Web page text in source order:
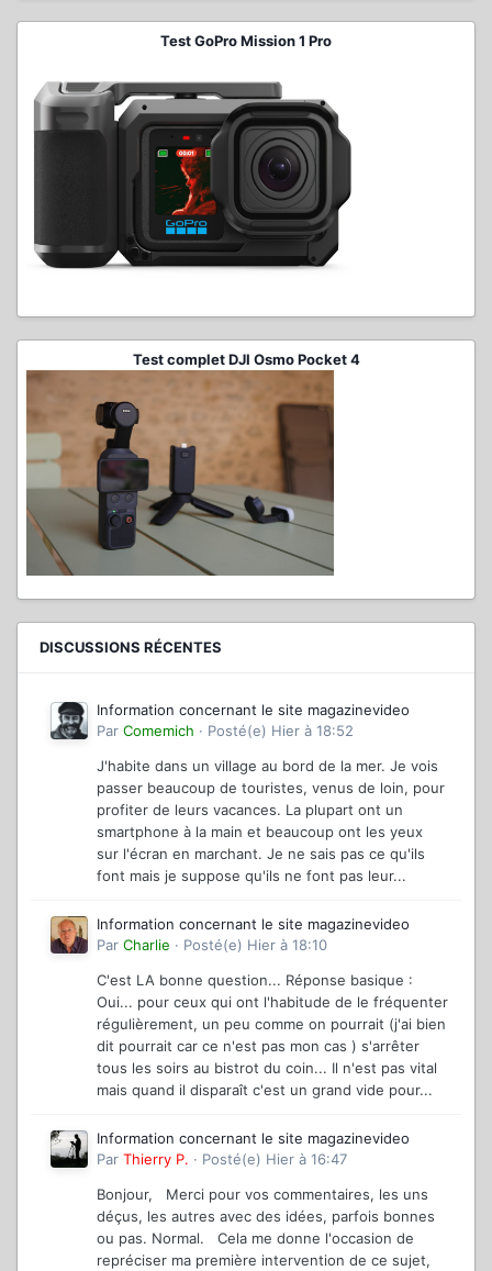
Test GoPro Mission 1 Pro
Test complet DJI Osmo Pocket 4
DISCUSSIONS RÉCENTES
Information concernant le site magazinevideo
Par Comemich · Posté(e) Hier à 18:52
J'habite dans un village au bord de la mer. Je vois
passer beaucoup de touristes, venus de loin, pour
profiter de leurs vacances. La plupart ont un
smartphone à la main et beaucoup ont les yeux
sur l'écran en marchant. Je ne sais pas ce qu'ils
font mais je suppose qu'ils ne font pas leur...
Information concernant le site magazinevideo
Par Charlie · Posté(e) Hier à 18:10
C'est LA bonne question... Réponse basique :
Oui... pour ceux qui ont l'habitude de le fréquenter
régulièrement, un peu comme on pourrait (j'ai bien
dit pourrait car ce n'est pas mon cas ) s'arrêter
tous les soirs au bistrot du coin... Il n'est pas vital
mais quand il disparaît c'est un grand vide pour...
Information concernant le site magazinevideo
Par Thierry P. · Posté(e) Hier à 16:47
Bonjour, Merci pour vos commentaires, les uns
déçus, les autres avec des idées, parfois bonnes
ou pas. Normal. Cela me donne l'occasion de
repréciser ma première intervention de ce sujet,